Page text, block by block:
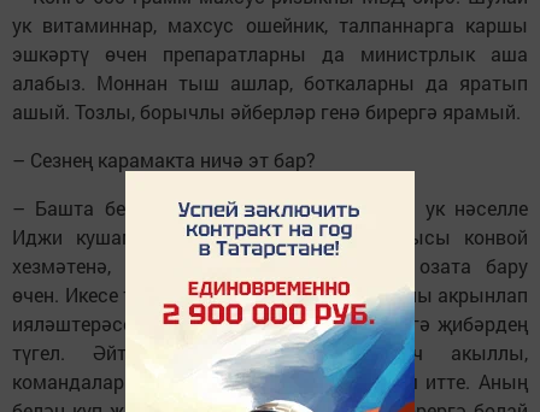
ук витаминнар, махсус ошейник, талпаннарга каршы
эшкәртү өчен препаратларны да министрлык аша
алабыз. Моннан тыш ашлар, боткаларны да яратып
ашый. Тозлы, борычлы әйберләр генә бирергә ярамый.
– Сезнең карамакта ничә эт бар?
– Башта бер генә эт иде. 2015 тә шушы ук нәселле
Иджи кушаматлы эт алып кайттык. Анысы конвой
хезмәтенә, ягъни сак астындагыларны озата бару
өчен. Икесе тиз дуслаштылар. Дөрес, аларны акрынлап
ияләштерәсең инде, алып кайттың да, бергә җибәрдең
түгел. Әйткәнемчә, Графити искиткеч акыллы,
командаларны берсүзсез үти, ул да ярдәм итте. Аның